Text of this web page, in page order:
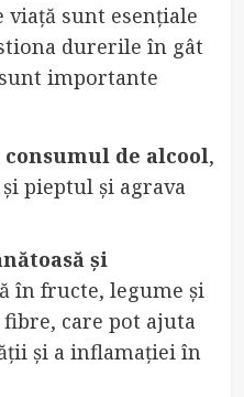
sunt esențiale
durerile în gât
importante
de alcool,
pieptul și agrava
și
în fructe, legume și
care pot ajuta
și a inflamației în